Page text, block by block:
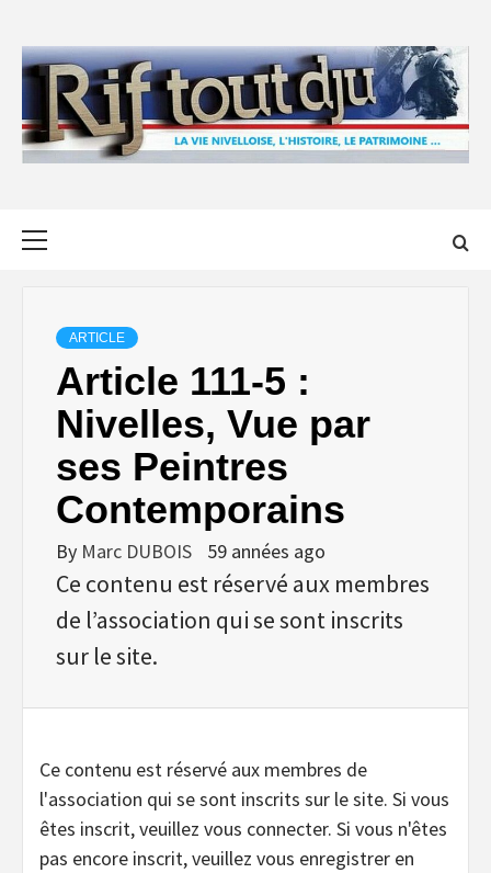
content
ARTICLE
Article 111-5 :
Nivelles, Vue par
ses Peintres
Contemporains
By Marc DUBOIS 59 années ago
Ce contenu est réservé aux membres
de l’association qui se sont inscrits
sur le site.
Ce contenu est réservé aux membres de
l'association qui se sont inscrits sur le site. Si vous
êtes inscrit, veuillez vous connecter. Si vous n'êtes
pas encore inscrit, veuillez vous enregistrer en